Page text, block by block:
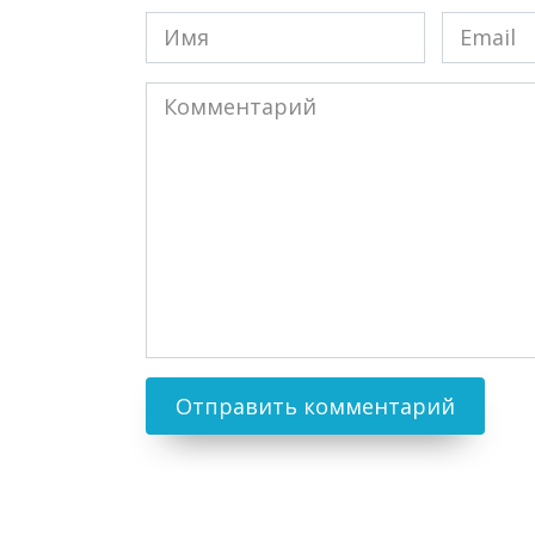
Имя
*
Email
*
Комментарий